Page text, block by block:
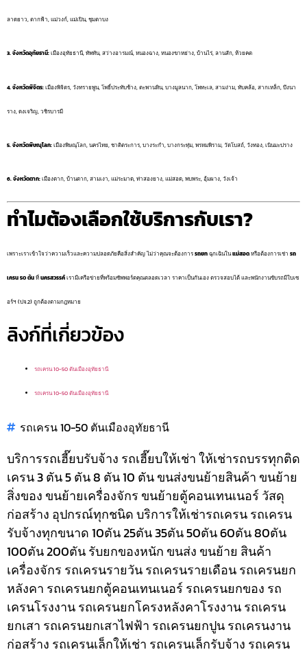
ลาดยาว, ตากฟ้า, แม่วงก์, แม่เปิน, ชุมตาบง
3. จังหวัดอุทัยธานี:เมืองอุทัยธานี, ทัพทัน, สว่างอารมณ์, หนองฉาง, หนองขาหย่าง, บ้านไร่, ลานสัก, ห้วยคต
4. จังหวัดพิจิตร:เมืองพิจิตร, วังทรายพูน, โพธิ์ประทับช้าง, ตะพานหิน, บางมูลนาก, โพทะเล, สามง่าม, ทับคล้อ, สากเหล็ก, บึงนา
ราง, ดงเจริญ, วชิรบารมี
5. จังหวัดพิษณุโลก:เมืองพิษณุโลก, นครไทย, ชาติตระการ, บางระกำ, บางกระทุ่ม, พรหมพิราม, วัดโบสถ์, วังทอง, เนินมะปราง
6. จังหวัดตาก:เมืองตาก, บ้านตาก, สามเงา, แม่ระมาด, ท่าสองยาง, แม่สอด, พบพระ, อุ้มผาง, วังเจ้า
ทำไมต้องเลือกใช้บริการกับเรา?
เพราะเราเข้าใจว่าความเร็วและความปลอดภัยคือสิ่งสำคัญ ไม่ว่าคุณจะต้องการรถยกฉุกเฉินในแม่สอดหรือต้องการเช่า รถ
เครน 50 ตันที่นครสวรรค์เรามีเครือข่ายที่พร้อมซัพพอร์ตคุณตลอดเวลา ราคาเป็นกันเอง ตรวจสอบได้ และพนักงานขับรถมีใบเซ
อร์ฯ (ปจ.2) ถูกต้องตามกฎหมาย
ลิงก์ที่เกี่ยวข้อง
รถเครน 10-50 ตันเมืองอุทัยธานี
รถเครน 10-50 ตันเมืองอุทัยธานี
รถเครน 10-50 ตันเมืองอุทัยธานี
บริการรถเฮี๊ยบรับจ้าง รถเฮี๊ยบให้เช่า ให้เช่ารถบรรทุกติด
เครน 3 ตัน 5 ตัน 8 ตัน 10 ตัน ขนส่งขนย้ายสินค้า ขนย้าย
สิ่งของ ขนย้ายเครื่องจักร ขนย้ายตู้คอนเทนเนอร์ วัสดุ
ก่อสร้าง อุปกรณ์ทุกชนิดบริการให้เช่ารถเครน รถเครน
รับจ้างทุกขนาด 10ตัน 25ตัน 35ตัน 50ตัน 60ตัน 80ตัน
100ตัน 200ตัน รับยกของหนัก ขนส่ง ขนย้าย สินค้า
เครื่องจักร รถเครนรายวัน รถเครนรายเดือน รถเครนยก
หลังคา รถเครนยกตู้คอนเทนเนอร์ รถเครนยกของ รถ
เครนโรงงาน รถเครนยกโครงหลังคาโรงงาน รถเครน
ยกเสา รถเครนยกเสาไฟฟ้า รถเครนยกปูน รถเครนงาน
ก่อสร้าง รถเครนเล็กให้เช่า รถเครนเล็กรับจ้าง รถเครน